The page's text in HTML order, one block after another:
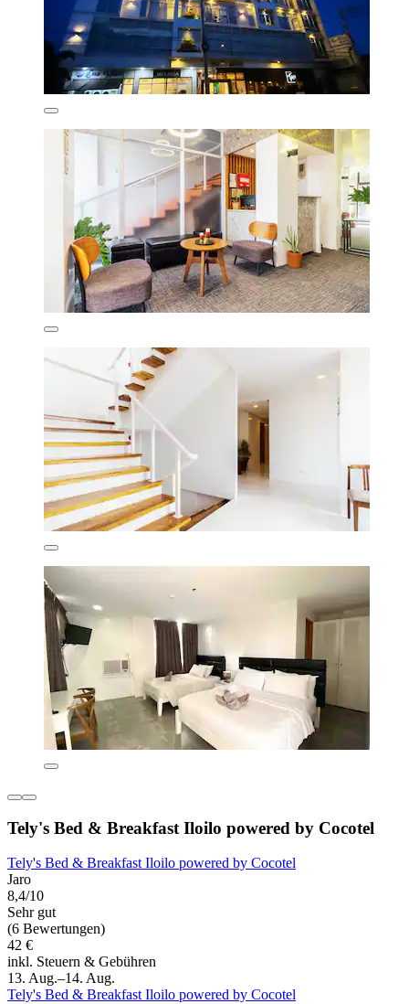
Tely's Bed & Breakfast Iloilo powered by Cocotel
Tely's Bed & Breakfast Iloilo powered by Cocotel
Jaro
8,4/10
Sehr gut
(6 Bewertungen)
42 €
inkl. Steuern & Gebühren
13. Aug.–14. Aug.
Tely's Bed & Breakfast Iloilo powered by Cocotel